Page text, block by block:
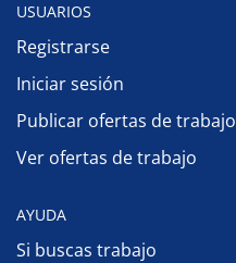
USUARIOS
Registrarse
Iniciar sesión
Publicar ofertas de trabajo
Ver ofertas de trabajo
AYUDA
Si buscas trabajo